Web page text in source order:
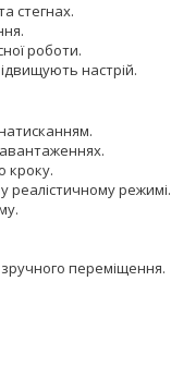
стегнах.
роботи.
настрій.
кроку.
режимі.
переміщення.